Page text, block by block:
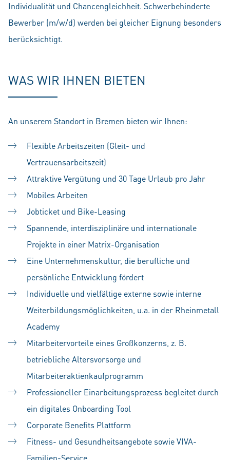
Individualität und Chancengleichheit. Schwerbehinderte
Bewerber (m/w/d) werden bei gleicher Eignung besonders
berücksichtigt.
WAS WIR IHNEN BIETEN
An unserem Standort in Bremen bieten wir Ihnen:
Flexible Arbeitszeiten (Gleit- und
Vertrauensarbeitszeit)
Attraktive Vergütung und 30 Tage Urlaub pro Jahr
Mobiles Arbeiten
Jobticket und Bike-Leasing
Spannende, interdisziplinäre und internationale
Projekte in einer Matrix-Organisation
Eine Unternehmenskultur, die berufliche und
persönliche Entwicklung fördert
Individuelle und vielfältige externe sowie interne
Weiterbildungsmöglichkeiten, u.a. in der Rheinmetall
Academy
Mitarbeitervorteile eines Großkonzerns, z. B.
betriebliche Altersvorsorge und
Mitarbeiteraktienkaufprogramm
Professioneller Einarbeitungsprozess begleitet durch
ein digitales Onboarding Tool
Corporate Benefits Plattform
Fitness- und Gesundheitsangebote sowie VIVA-
Familien-Service